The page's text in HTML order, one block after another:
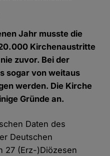
Jahr musste die
Kirchenaustritte
zuvor. Bei der
sogar von weitaus
werden. Die Kirche
Gründe an.
Daten des
Deutschen
27 (Erz-)Diözesen